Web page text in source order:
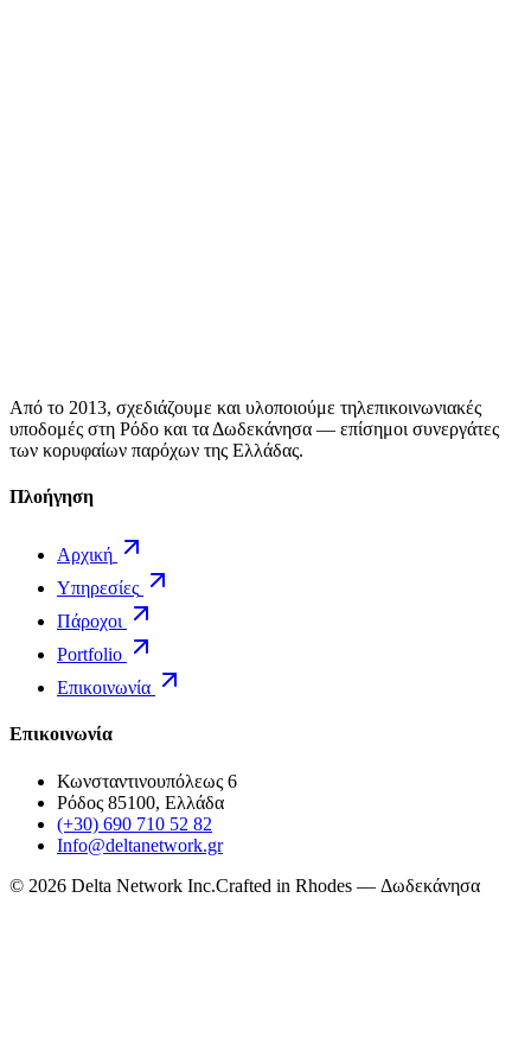
Από το 2013, σχεδιάζουμε και υλοποιούμε τηλεπικοινωνιακές
υποδομές στη Ρόδο και τα Δωδεκάνησα — επίσημοι συνεργάτες
των κορυφαίων παρόχων της Ελλάδας.
Πλοήγηση
Αρχική
Υπηρεσίες
Πάροχοι
Portfolio
Επικοινωνία
Επικοινωνία
Κωνσταντινουπόλεως 6
Ρόδος 85100, Ελλάδα
(+30) 690 710 52 82
Info@deltanetwork.gr
© 2026 Delta Network Inc.Crafted in Rhodes — Δωδεκάνησα